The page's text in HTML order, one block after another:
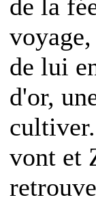
de la
de lui
d'or,
vont et